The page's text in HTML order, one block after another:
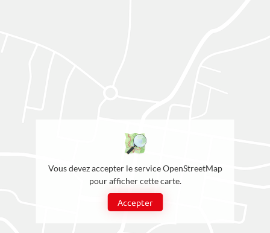
Vous devez accepter le service OpenStreetMap
pour afficher cette carte.
Accepter